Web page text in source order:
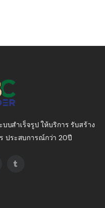
บบสำเร็จรูป ให้บริการ รับสร้าง
ประสบการณ์กว่า 20ปี